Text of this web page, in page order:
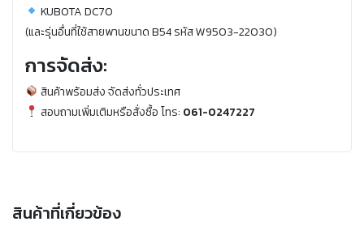
KUBOTA DC70
(และรุ่นอื่นที่ใช้สายพานขนาด B54 รหัส W9503-22030)
การจัดส่ง:
สินค้าพร้อมส่ง จัดส่งทั่วประเทศ
สอบถามเพิ่มเติมหรือสั่งซื้อ โทร: 061-0247227
สินค้าที่เกี่ยวข้อง